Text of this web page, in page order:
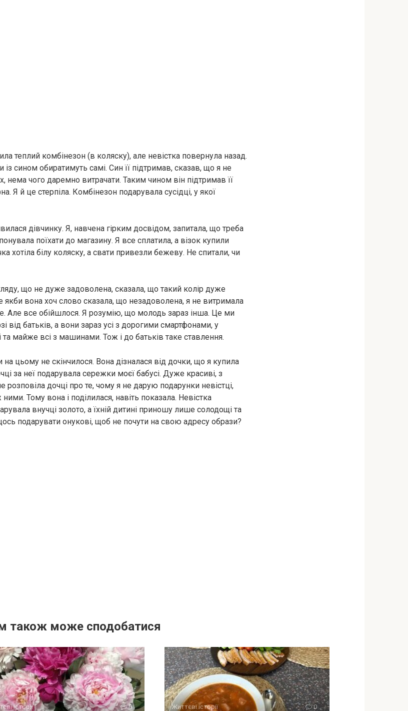
теплий комбінезон (в коляску), але невістка повернула назад.
із сином обиратимуть самі. Син її підтримав, сказав, що я не
нема чого даремно витрачати. Таким чином він підтримав її
Я й це стерпіла. Комбінезон подарувала сусідці, у якої
дівчинку. Я, навчена гірким досвідом, запитала, що треба
поїхати до магазину. Я все сплатила, а візок купили
хотіла білу коляску, а свати привезли бежеву. Не спитали, чи
що не дуже задоволена, сказала, що такий колір дуже
якби вона хоч слово сказала, що незадоволена, я не витримала
Але все обійшлося. Я розумію, що молодь зараз інша. Це ми
від батьків, а вони зараз усі з дорогими смартфонами, у
майже всі з машинами. Тож і до батьків таке ставлення.
цьому не скінчилося. Вона дізналася від дочки, що я купила
за неї подарувала сережки моєї бабусі. Дуже красиві, з
дочці про те, чому я не дарую подарунки невістці,
Тому вона і поділилася, навіть показала. Невістка
внучці золото, а їхній дитині приношу лише солодощі та
подарувати онукові, щоб не почути на свою адресу образи?
також може сподобатися
історії 0 Життєві історії 0